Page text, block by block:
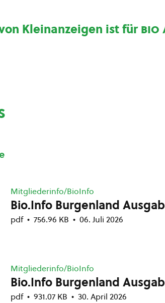
Kleinanzeigen ist fürbio
Mitgliederinfo/BioInfo
Bio.Info Burgenland
pdf 756.96 KB 06. Juli 2026
Mitgliederinfo/BioInfo
Bio.Info Burgenland
pdf 931.07 KB 30. April 2026